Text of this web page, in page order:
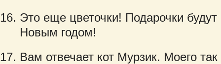
Это еще цветочки! Подарочки
Новым годом!
Вам отвечает кот Мурзик. Моего